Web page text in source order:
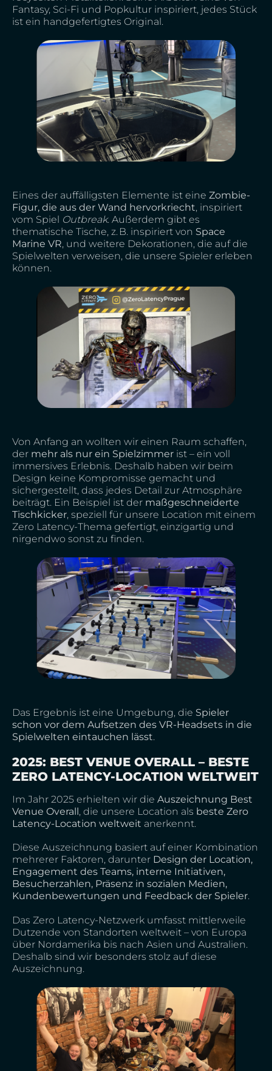
Fantasy, Sci-Fi und Popkultur inspiriert, jedes Stück
ist ein handgefertigtes Original.
Eines der auffälligsten Elemente ist eine Zombie-
Figur, die aus der Wand hervorkriecht, inspiriert
vom Spiel Outbreak. Außerdem gibt es
thematische Tische, z. B. inspiriert von Space
Marine VR, und weitere Dekorationen, die auf die
Spielwelten verweisen, die unsere Spieler erleben
können.
Von Anfang an wollten wir einen Raum schaffen,
der mehr als nur ein Spielzimmer ist – ein voll
immersives Erlebnis. Deshalb haben wir beim
Design keine Kompromisse gemacht und
sichergestellt, dass jedes Detail zur Atmosphäre
beiträgt. Ein Beispiel ist der maßgeschneiderte
Tischkicker, speziell für unsere Location mit einem
Zero Latency-Thema gefertigt, einzigartig und
nirgendwo sonst zu finden.
Das Ergebnis ist eine Umgebung, die Spieler
schon vor dem Aufsetzen des VR-Headsets in die
Spielwelten eintauchen lässt.
2025: BEST VENUE OVERALL – BESTE
ZERO LATENCY-LOCATION WELTWEIT
Im Jahr 2025 erhielten wir die Auszeichnung Best
Venue Overall , die unsere Location als beste Zero
Latency-Location weltweit anerkennt.
Diese Auszeichnung basiert auf einer Kombination
mehrerer Faktoren, darunter Design der Location,
Engagement des Teams, interne Initiativen,
Besucherzahlen, Präsenz in sozialen Medien,
Kundenbewertungen und Feedback der Spieler.
Das Zero Latency-Netzwerk umfasst mittlerweile
Dutzende von Standorten weltweit – von Europa
über Nordamerika bis nach Asien und Australien.
Deshalb sind wir besonders stolz auf diese
Auszeichnung.